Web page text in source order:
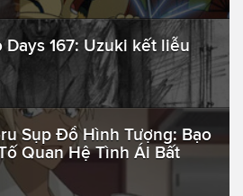
167: Uzuki kết liễu
Sụp Đổ Hình Tượng: Bạo
Quan Hệ Tình Ái Bất